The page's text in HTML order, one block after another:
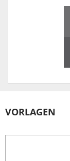
VORLAGEN